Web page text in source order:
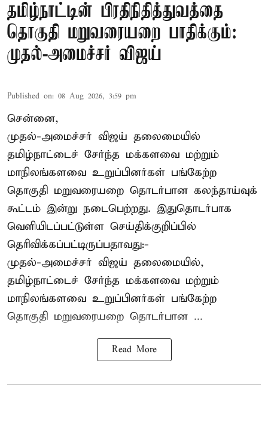
தமிழ்நாட்டின் பிரதிநிதித்துவத்தை
தொகுதி மறுவரையறை பாதிக்கும்:
முதல்-அமைச்சர் விஜய்
Published on: 08 Aug 2026, 3:59 pm
சென்னை,
முதல்-அமைச்சர் விஜய் தலைமையில்
தமிழ்நாட்டைச் சேர்ந்த மக்களவை மற்றும்
மாநிலங்களவை உறுப்பினர்கள் பங்கேற்ற
தொகுதி மறுவரையறை தொடர்பான கலந்தாய்வுக்
கூட்டம் இன்று நடைபெற்றது. இதுதொடர்பாக
வெளியிடப்பட்டுள்ள செய்திக்குறிப்பில்
தெரிவிக்கப்பட்டிருப்பதாவது:-
முதல்-அமைச்சர் விஜய் தலைமையில்,
தமிழ்நாட்டைச் சேர்ந்த மக்களவை மற்றும்
மாநிலங்களவை உறுப்பினர்கள் பங்கேற்ற
தொகுதி மறுவரையறை தொடர்பான ...
Read More